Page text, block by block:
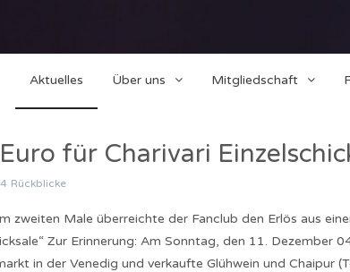
Aktuelles Über uns Mitgliedschaft
für Charivari
Rückblicke
zweiten Male überreichte der Fanclub den Erlös aus
Zur Erinnerung: Am Sonntag, den 11. Dezember
in der Venedig und verkaufte Glühwein und Chaipur